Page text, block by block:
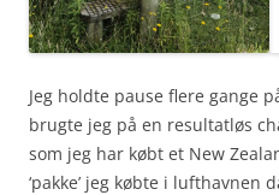
Jeg holdte pause flere gange
brugte jeg på en resultatløs
som jeg har købt et New
‘pakke’ jeg købte i lufthavnen